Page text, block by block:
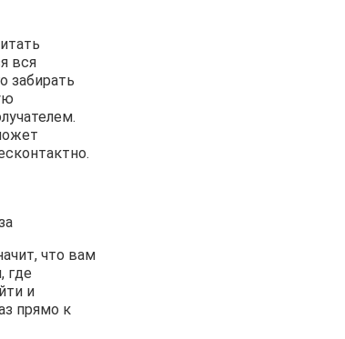
вся
забирать
что вам
где
и
прямо к